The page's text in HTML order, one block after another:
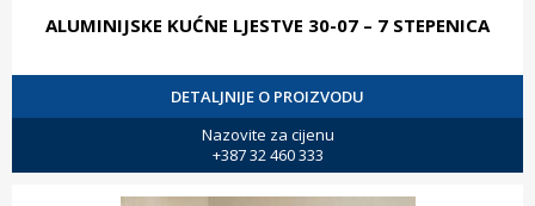
ALUMINIJSKE KUĆNE LJESTVE 30-07 – 7 STEPENICA
DETALJNIJE O PROIZVODU
Nazovite za cijenu
+387 32 460 333